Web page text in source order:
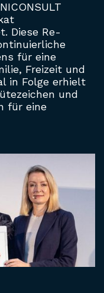
Diese Re-
für eine
Freizeit und
in Folge erhielt
und
für eine